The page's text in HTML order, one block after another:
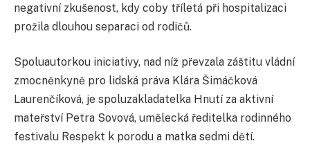
negativní zkušenost, kdy coby tříletá při hospitalizaci
prožila dlouhou separaci od rodičů.
Spoluautorkou iniciativy, nad níž převzala záštitu vládní
zmocněnkyně pro lidská práva Klára Šimáčková
Laurenčíková, je spoluzakladatelka Hnutí za aktivní
mateřství Petra Sovová, umělecká ředitelka rodinného
festivalu Respekt k porodu a matka sedmi dětí.